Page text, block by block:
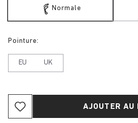
Normale
Pointure:
EU UK
AJOUTER AU